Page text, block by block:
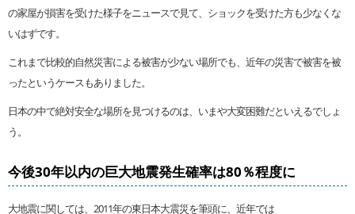
の家屋が損害を受けた様子をニュースで見て、ショックを受けた方も少なくな
いはずです。
これまで比較的自然災害による被害が少ない場所でも、近年の災害で被害を被
ったというケースもありました。
日本の中で絶対安全な場所を見つけるのは、いまや大変困難だといえるでしょ
う。
今後30年以内の巨大地震発生確率は80％程度に
大地震に関しては、2011年の東日本大震災を筆頭に、近年では